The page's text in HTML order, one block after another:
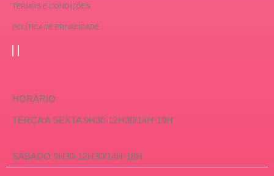
TERMOS E CONDIÇÕES
POLÍTICA DE PRIVACIDADE
HORÁRIO
TERÇA A SEXTA 9H30-12H30/14H-19H
SÁBADO 9H30-12H30/14H-18H